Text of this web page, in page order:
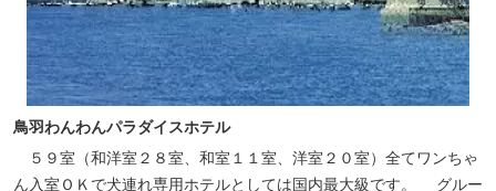
鳥羽わんわんパラダイスホテル
５９室（和洋室２８室、和室１１室、洋室２０室）全てワンちゃ
ん入室ＯＫで犬連れ専用ホテルとしては国内最大級です。 グルー